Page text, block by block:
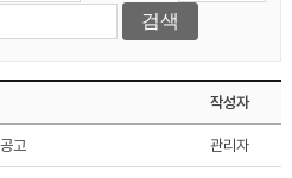
작성자
고 관리자